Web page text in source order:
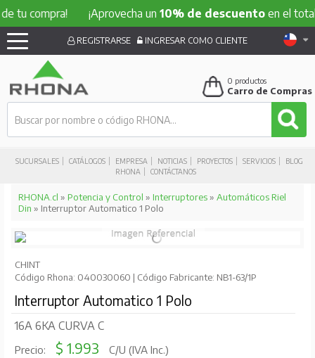
compra! ¡Aprovecha un10% de descuentoen el total
SUCURSALES CATÁLOGOS EMPRESA NOTICIAS PROYECTOS SERVICIOS
BLOG
RHONA
CONTÁCTANOS
REGISTRARSE INGRESAR COMO CLIENTE
0 productos
Carro de Compras
RHONA.cl » Potencia y Control » Interruptores» Automáticos Riel
Din » Interruptor Automatico 1 Polo
CHINT
Código Rhona: 040030060 | Código Fabricante: NB1-63/1P
Interruptor Automatico 1 Polo
16A 6KA CURVA C
Precio: $ 1.993 C/U (IVA Inc.)